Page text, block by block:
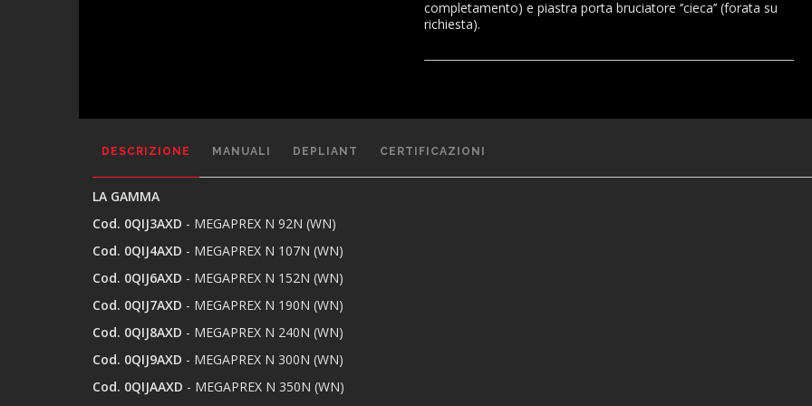
completamento) e piastra porta bruciatore ‘’cieca’’ (forata su
richiesta).
DESCRIZIONE MANUALI DEPLIANT CERTIFICAZIONI
LA GAMMA
Cod. 0QIJ3AXD - MEGAPREX N 92N (WN)
Cod. 0QIJ4AXD - MEGAPREX N 107N (WN)
Cod. 0QIJ6AXD - MEGAPREX N 152N (WN)
Cod. 0QIJ7AXD - MEGAPREX N 190N (WN)
Cod. 0QIJ8AXD - MEGAPREX N 240N (WN)
Cod. 0QIJ9AXD - MEGAPREX N 300N (WN)
Cod. 0QIJAAXD - MEGAPREX N 350N (WN)